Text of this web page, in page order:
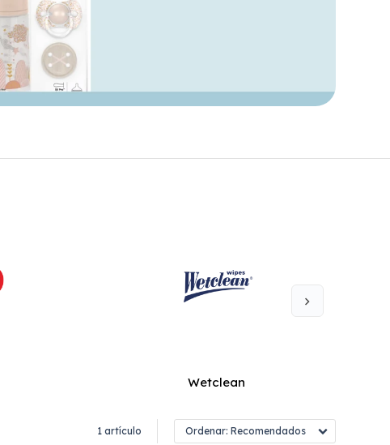
Wetclean
1 artículo Recomendados